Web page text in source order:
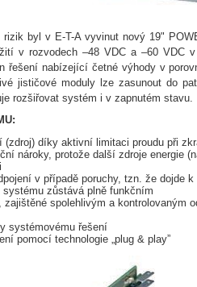
byl v E-T-A vyvinut nový 19"
v rozvodech –48 VDC a –60 VDC
řešení nabízející četné výhody v
jističové moduly lze zasunout do
rozšiřovat systém i v zapnutém stavu.
díky aktivní limitaci proudu při
nároky, protože další zdroje energie
v případě poruchy, tzn. že dojde k
zůstává plně funkčním
zajištěné spolehlivým a kontrolovaným
systémovému řešení
pomocí technologie „plug & play”